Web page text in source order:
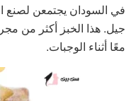
في السودان يجتمعن لصنع
جيل. هذا الخبز أكثر من
معًا أثناء الوجبات.